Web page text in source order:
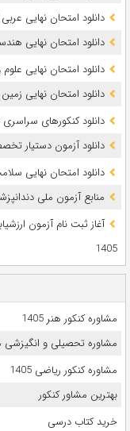
دانلود امتحان نهایی عربی 3 پایه دوازدهم تیر 1405 + پاسخ
دانلود امتحان نهایی هندسه 3 پایه دوازدهم تیر
دانلود امتحان نهایی علوم و فنون ادبی 3
دانلود امتحان نهایی زمین
دانلود کنکورهای سراسری داخل
دانلود آزمون دستیار تخصصی
دانلود امتحان نهایی سلامت و
ﻣﻨﺎﺑﻊ آزﻣﻮن ﻣﻠﯽ دندانپزشکی سال 1405
آغاز ثبت نام آزمون‌
1405
مشاوره کنکور هنر 1405
مشاوره تحصیلی و انگیزشی
مشاوره کنکور ریاضی 1405
بهترین مشاور کنکور
خرید کتاب درسی